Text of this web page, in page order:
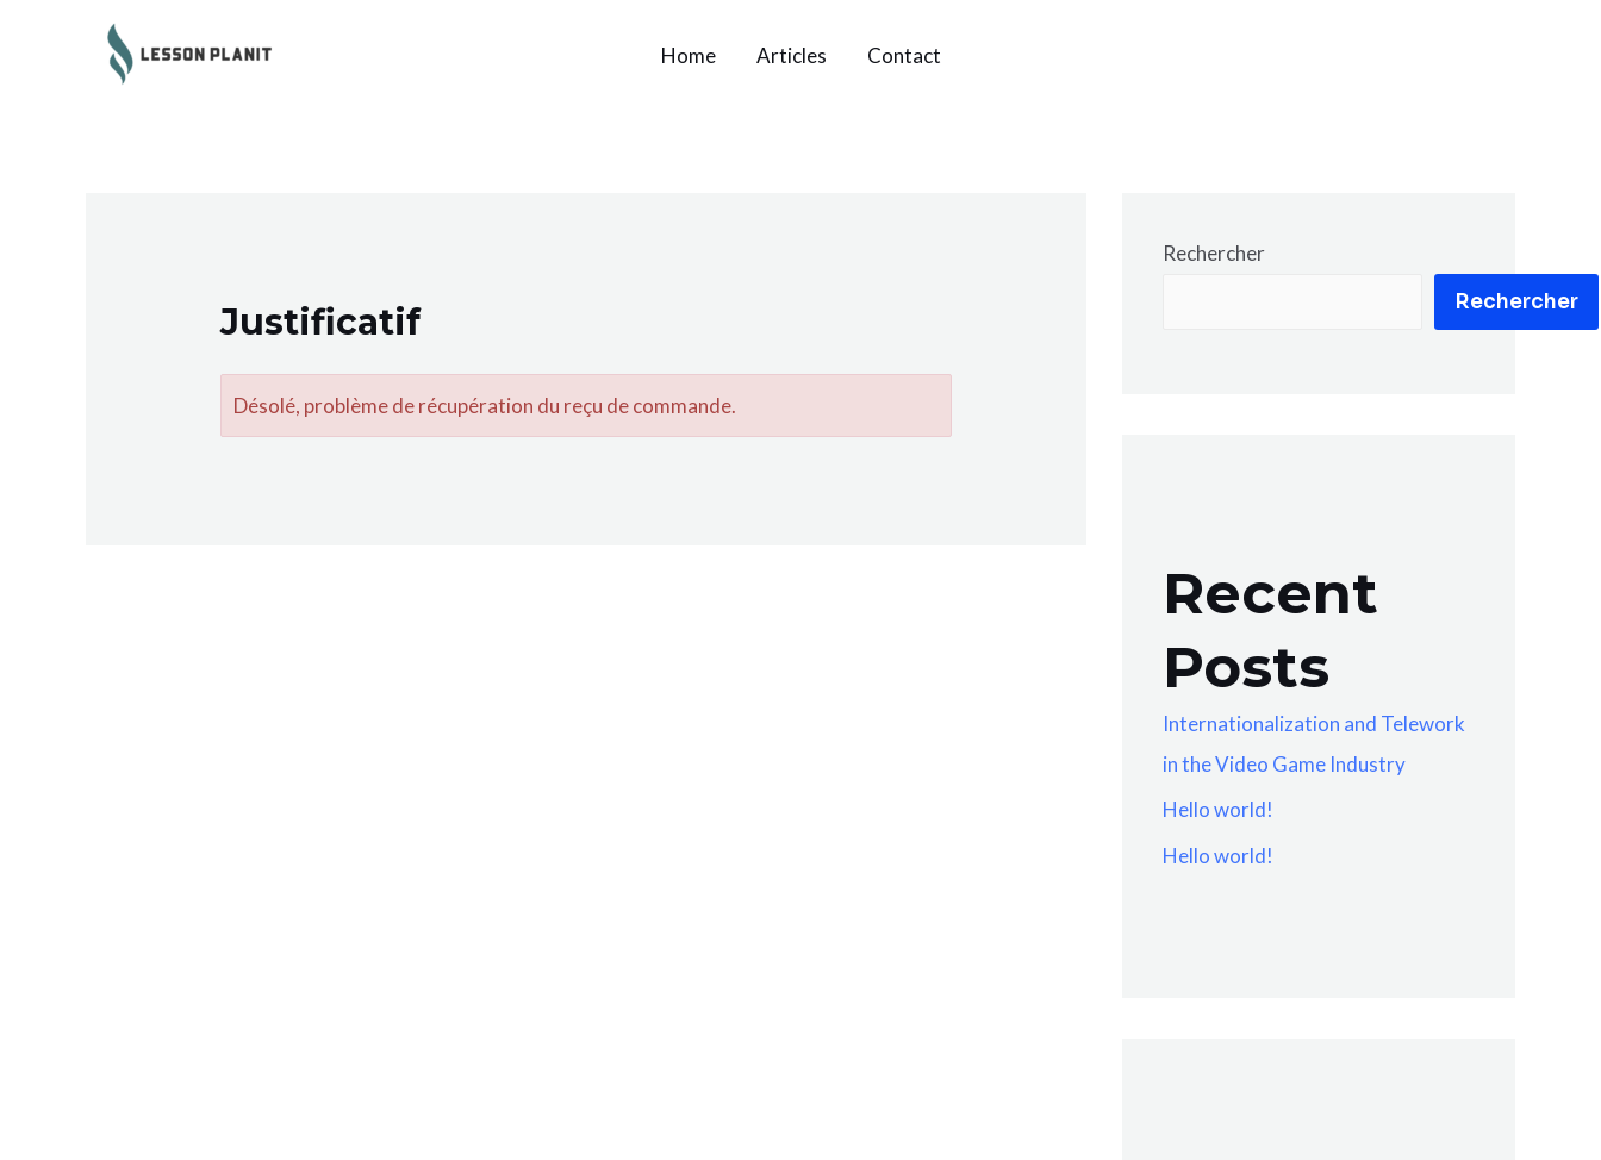
Home Articles Contact
Justificatif
Désolé, problème de récupération du reçu de commande.
Rechercher
Rechercher
Recent
Posts
Internationalization and Telework
in the Video Game Industry
Hello world!
Hello world!